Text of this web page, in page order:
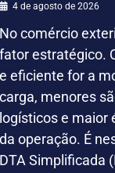
4 de agosto de 2026
No comércio
fator estratégico.
e eficiente for a
carga, menores
logísticos e maior
da operação. É
DTA Simplificada